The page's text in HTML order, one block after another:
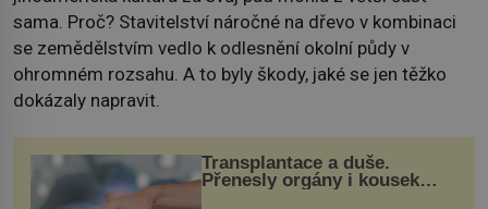
sama. Proč? Stavitelství náročné na dřevo v kombinaci
se zemědělstvím vedlo k odlesnění okolní půdy v
ohromném rozsahu. A to byly škody, jaké se jen těžko
dokázaly napravit.
Transplantace a duše.
Přenesly orgány i kousek